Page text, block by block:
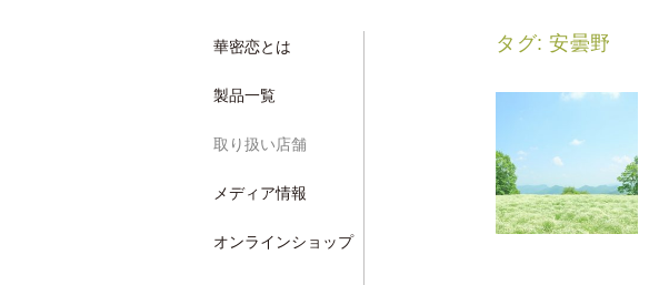
華密恋とは
製品一覧
取り扱い店舗
メディア情報
オンラインショップ
タグ:安曇野